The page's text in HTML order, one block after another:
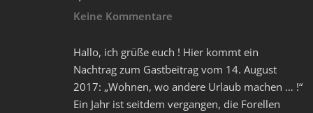
Keine Kommentare
Hallo, ich grüße euch ! Hier kommt ein
Nachtrag zum Gastbeitrag vom 14. August
2017: „Wohnen, wo andere Urlaub machen … !“
Ein Jahr ist seitdem vergangen, die Forellen